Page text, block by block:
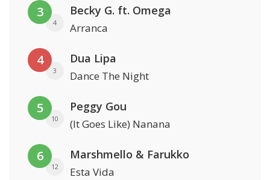
3
4
Becky G. ft. Omega
Arranca
4
3
Dua Lipa
Dance The Night
5
10
Peggy Gou
(It Goes Like) Nanana
6
12
Marshmello & Farukko
Esta Vida